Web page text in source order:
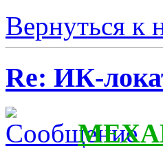
Вернуться к
Re: ИК-